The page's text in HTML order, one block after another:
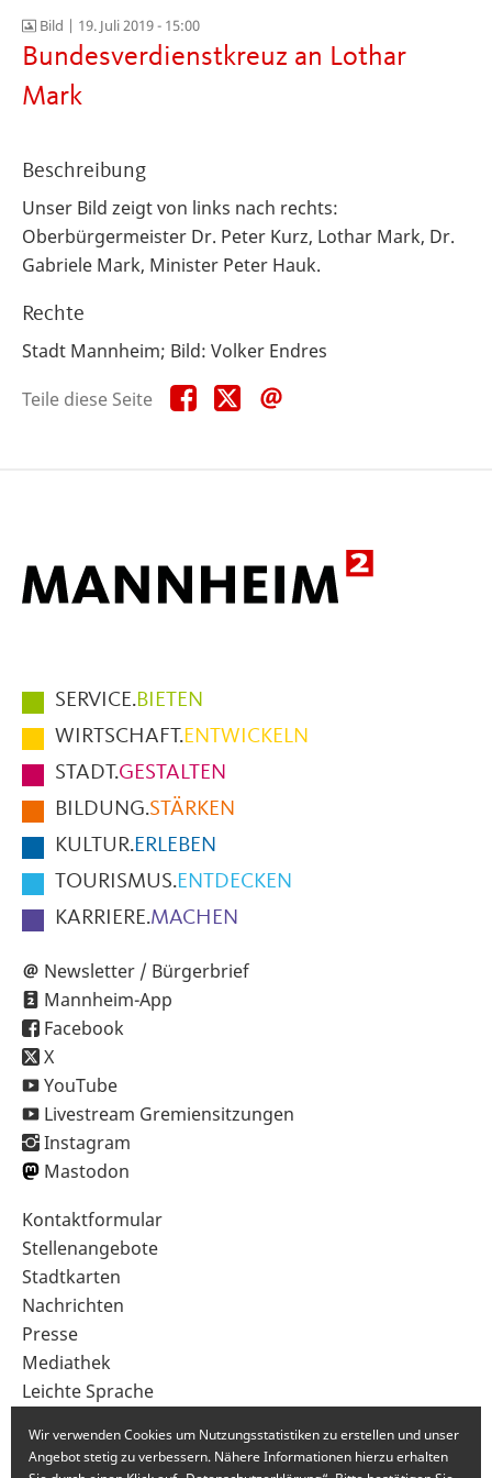
Bild | 19. Juli 2019 - 15:00
Bundesverdienstkreuz an Lothar
Mark
Beschreibung
Unser Bild zeigt von links nach rechts:
Oberbürgermeister Dr. Peter Kurz, Lothar Mark, Dr.
Gabriele Mark, Minister Peter Hauk.
Rechte
Stadt Mannheim; Bild: Volker Endres
Teile diese Seite
Teile
diese
Teile
diese
Hauptmenüpunkte
im
Fußbereich
der
Seite
SERVICE.BIETEN
WIRTSCHAFT.ENTWICKELN
STADT.GESTALTEN
BILDUNG.STÄRKEN
KULTUR.ERLEBEN
TOURISMUS.ENTDECKEN
KARRIERE.MACHEN
Newsletter / Bürgerbrief
Mannheim-App
Facebook
X
YouTube
Livestream Gremiensitzungen
Instagram
Mastodon
Sekundärnavigation
im
Fußbereich
Kontaktformular
Stellenangebote
Stadtkarten
Nachrichten
Presse
Mediathek
Leichte Sprache
Wir verwenden Cookies um Nutzungsstatistiken zu erstellen und unser
Angebot stetig zu verbessern. Nähere Informationen hierzu erhalten